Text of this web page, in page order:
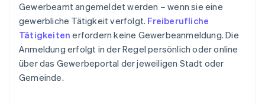
Gewerbeamt angemeldet werden – wenn sie eine
gewerbliche Tätigkeit verfolgt. Freiberufliche
Tätigkeiten erfordern keine Gewerbeanmeldung. Die
Anmeldung erfolgt in der Regel persönlich oder online
über das Gewerbeportal der jeweiligen Stadt oder
Gemeinde.